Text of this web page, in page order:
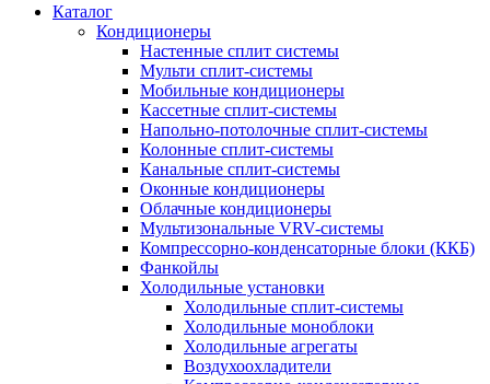
Каталог
Кондиционеры
Настенные сплит системы
Мульти сплит-системы
Мобильные кондиционеры
Кассетные сплит-системы
Напольно-потолочные сплит-системы
Колонные сплит-системы
Канальные сплит-системы
Оконные кондиционеры
Облачные кондиционеры
Мультизональные VRV-системы
Компрессорно-конденсаторные блоки (ККБ)
Фанкойлы
Холодильные установки
Холодильные сплит-системы
Холодильные моноблоки
Холодильные агрегаты
Воздухоохладители